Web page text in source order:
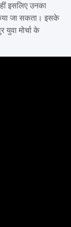
इसलिए उनका
जा सकता। इसके
मोर्चा के